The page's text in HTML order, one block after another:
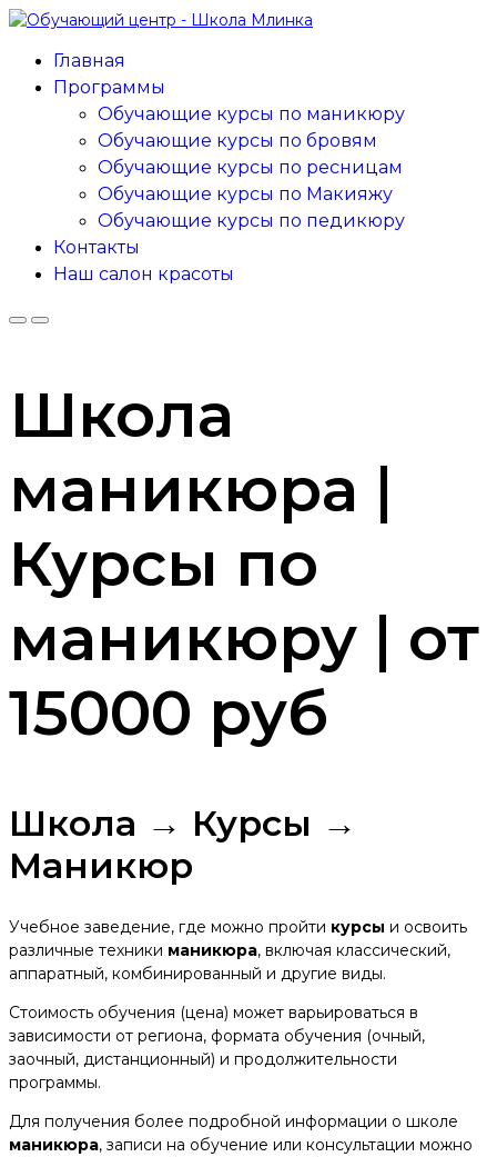
Главная
Программы
Обучающие курсы по маникюру
Обучающие курсы по бровям
Обучающие курсы по ресницам
Обучающие курсы по Макияжу
Обучающие курсы по педикюру
Контакты
Наш салон красоты
Школа
маникюра |
Курсы по
маникюру | от
15000 руб
Школа → Курсы →
Маникюр
Учебное заведение, где можно пройти курсы и освоить
различные техники маникюра, включая классический,
аппаратный, комбинированный и другие виды.
Стоимость обучения (цена) может варьироваться в
зависимости от региона, формата обучения (очный,
заочный, дистанционный) и продолжительности
программы.
Для получения более подробной информации о школе
маникюра, записи на обучение или консультации можно